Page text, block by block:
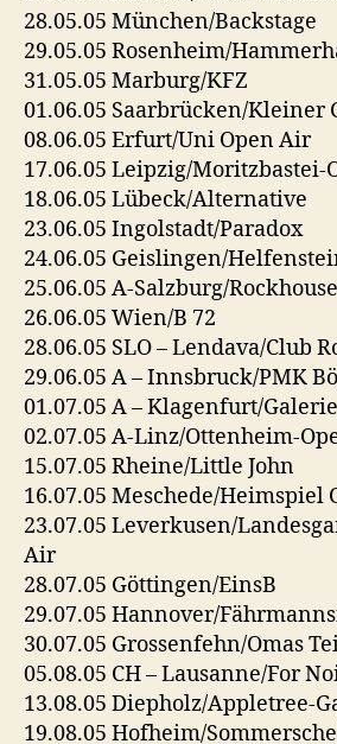
28.05.05 München/Backstage
29.05.05 Rosenheim/
31.05.05 Marburg/KFZ
01.06.05 Saarbrücken/Kleiner
08.06.05 Erfurt/Uni Open Air
17.06.05 Leipzig/Moritzbastei-
18.06.05 Lübeck/Alternative
23.06.05 Ingolstadt/Paradox
24.06.05 Geislingen/
25.06.05 A-Salzburg/Rockhouse
26.06.05 Wien/B 72
28.06.05 SLO – Lendava/Club
29.06.05 A – Innsbruck/PMK
01.07.05 A – Klagenfurt/
02.07.05 A-Linz/Ottenheim-
15.07.05 Rheine/Little John
16.07.05 Meschede/Heimspiel
23.07.05 Leverkusen/
Air
28.07.05 Göttingen/EinsB
29.07.05 Hannover/
30.07.05 Grossenfehn/Omas
05.08.05 CH – Lausanne/For
13.08.05 Diepholz/Appletree-
19.08.05 Hofheim/